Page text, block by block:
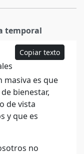
temporal
Copiar texto
masiva es que
bienestar,
de vista
y que es
no